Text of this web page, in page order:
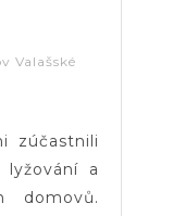
Víkendové
Lopatění
Valašské
zúčastnili
a
domovů.